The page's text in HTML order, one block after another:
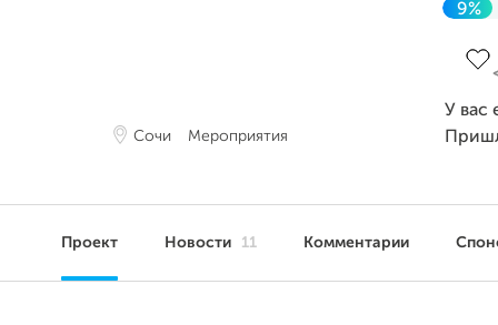
Сочи Мероприятия
9%
У вас
Проект Новости 11 Комментарии